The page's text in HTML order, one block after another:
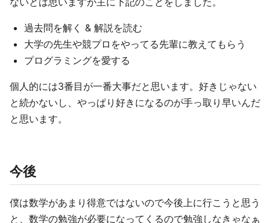
過去問を解く & 解説を読む
大学の先生や競プロをやってる先輩に教えてもらう
プログラミングを愛する
個人的には3番目が一番大事だと思います。好きじゃない
と続かないし、やっぱり好きになるのが手っ取り早いんだ
と思います。
今後
僕は数学があまり得意ではないので今後上に行こうと思う
と、数学の勉強が必要になってくるので勉強しなきゃなぁ